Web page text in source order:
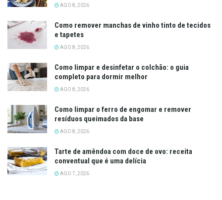
AGO 8, 2026
Como remover manchas de vinho tinto de tecidos
e tapetes
AGO 8, 2026
Como limpar e desinfetar o colchão: o guia
completo para dormir melhor
AGO 8, 2026
Como limpar o ferro de engomar e remover
resíduos queimados da base
AGO 8, 2026
Tarte de amêndoa com doce de ovo: receita
conventual que é uma delícia
AGO 7, 2026